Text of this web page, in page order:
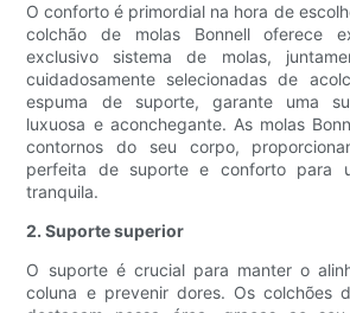
O conforto é primordial na hora de
colchão de molas Bonnell oferece
exclusivo sistema de molas,
cuidadosamente selecionadas de
espuma de suporte, garante uma
luxuosa e aconchegante. As molas
contornos do seu corpo,
perfeita de suporte e conforto para
tranquila.
2. Suporte superior
O suporte é crucial para manter o
coluna e prevenir dores. Os colchões